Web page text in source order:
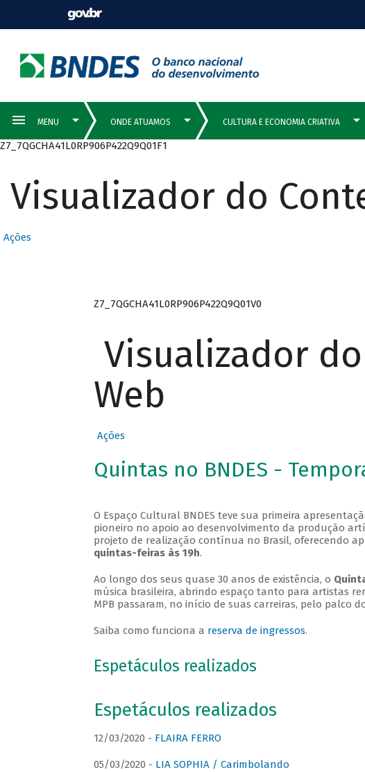
Z7_7QGCHA41L0RP906P422Q9Q01F1
Visualizador do
Ações
Z7_7QGCHA41L0RP906P422Q9Q01V0
Visualizador
Web
Ações
Quintas no BNDES -
O Espaço Cultural BNDES teve sua primeira
pioneiro no apoio ao desenvolvimento da produção
projeto de realização contínua no Brasil, oferecendo
quintas-feiras às 19h.
Ao longo dos seus quase 30 anos de existência, o
música brasileira, abrindo espaço tanto para artistas
MPB passaram, no início de suas carreiras, pelo palco
Saiba como funciona a reserva de ingressos.
Espetáculos realizados
Espetáculos realizados
12/03/2020 - FLAIRA FERRO
05/03/2020 - LIA SOPHIA / Carimbolando